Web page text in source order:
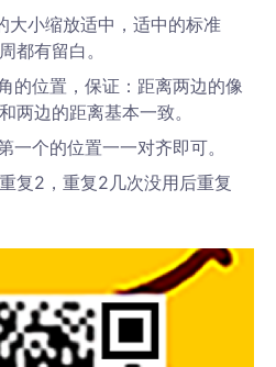
大小缩放适中，适中的标准
都有留白。
的位置，保证：距离两边的像
两边的距离基本一致。
一个的位置一一对齐即可。
复2，重复2几次没用后重复